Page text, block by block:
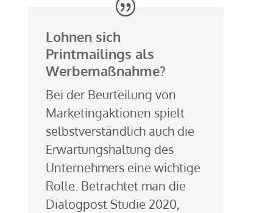
Lohnen sich
Printmailings als
Werbemaßnahme?
Bei der Beurteilung von
Marketingaktionen spielt
selbstverständlich auch die
Erwartungshaltung des
Unternehmers eine wichtige
Rolle. Betrachtet man die
Dialogpost Studie 2020,